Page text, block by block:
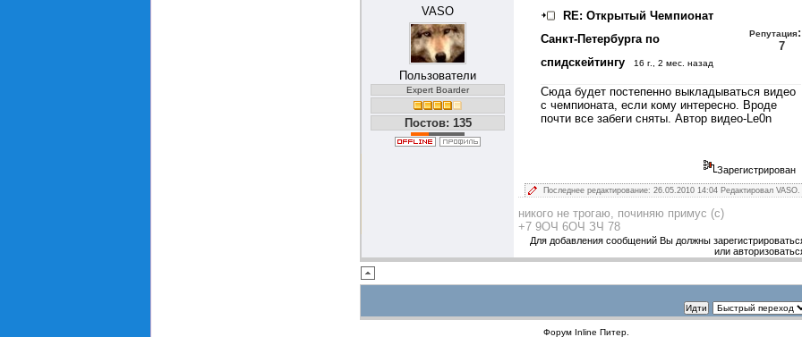
VASO
Пользователи
Expert Boarder
Постов: 135
RE: Открытый Чемпионат
Санкт-Петербурга по
спидскейтингу
16 г., 2 мес. назад
Репутация:
7
Сюда будет постепенно выкладываться видео
с чемпионата, если кому интересно. Вроде
почти все забеги сняты. Автор видео- Le0n
Зарегистрирован
Последнее редактирование: 26.05.2010 14:04 Редактировал VASO.
никого не трогаю, починяю примус (с)
+7 9ОЧ 6ОЧ ЗЧ 78
Для добавления сообщений Вы должны
или
Форум Inline Питер.